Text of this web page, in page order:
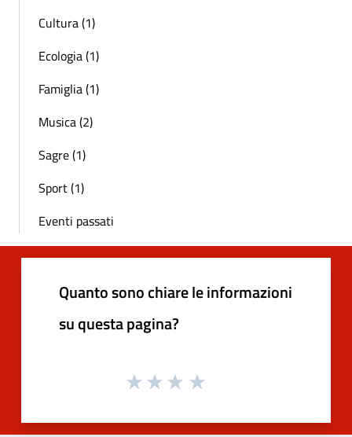
Cultura (1)
Ecologia (1)
Famiglia (1)
Musica (2)
Sagre (1)
Sport (1)
Eventi passati
Quanto sono chiare le informazioni
su questa pagina?